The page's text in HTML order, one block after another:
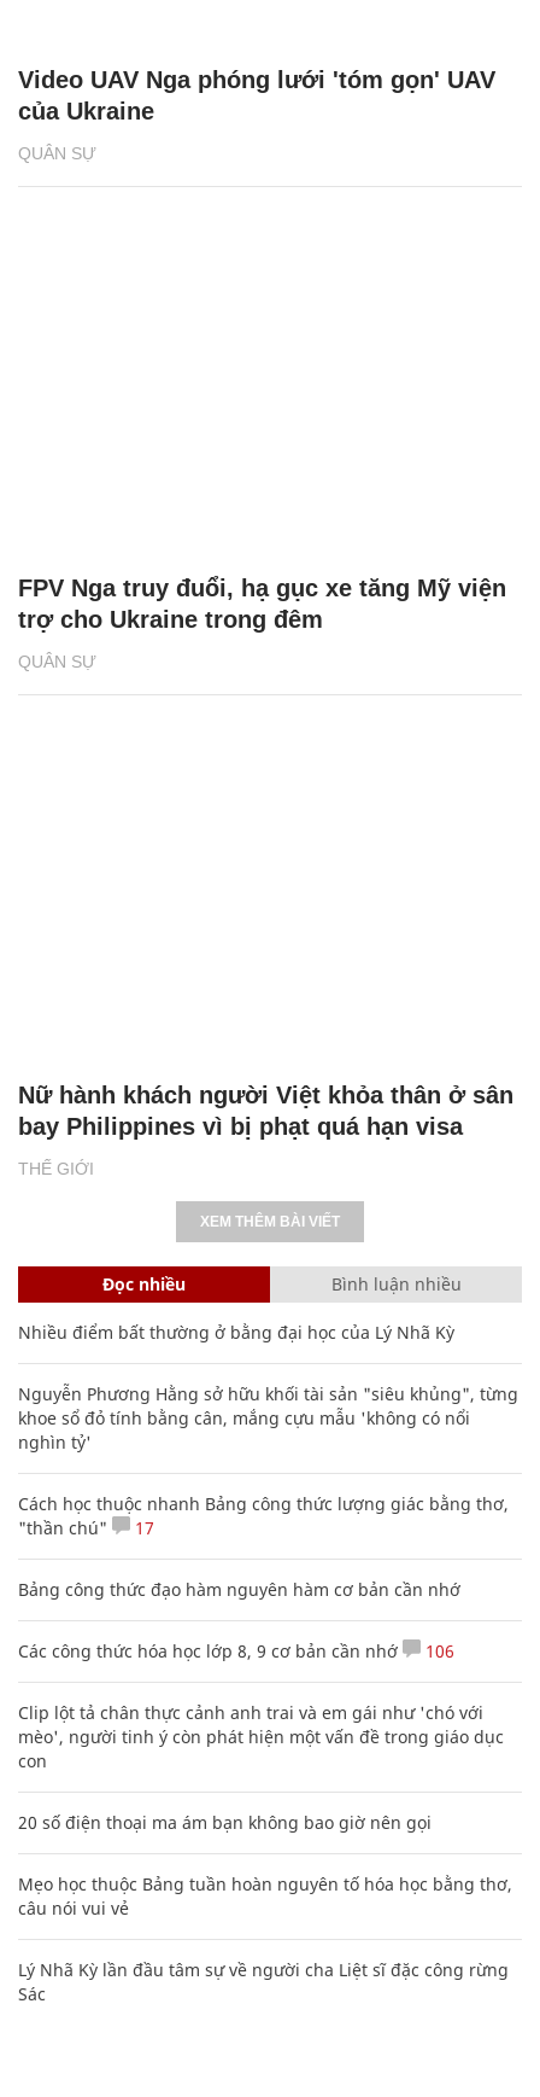
QUÂN SỰ
Video UAV Nga phóng lưới 'tóm gọn' UAV
của Ukraine
QUÂN SỰ
FPV Nga truy đuổi, hạ gục xe tăng Mỹ viện
trợ cho Ukraine trong đêm
THẾ GIỚI
Nữ hành khách người Việt khỏa thân ở sân
bay Philippines vì bị phạt quá hạn visa
XEM THÊM BÀI VIẾT
Đọc nhiều Bình luận nhiều
Nhiều điểm bất thường ở bằng đại học của Lý Nhã Kỳ
Nguyễn Phương Hằng sở hữu khối tài sản "siêu khủng", từng
khoe sổ đỏ tính bằng cân, mắng cựu mẫu 'không có nổi
nghìn tỷ'
Cách học thuộc nhanh Bảng công thức lượng giác bằng thơ,
"thần chú"
17
Bảng công thức đạo hàm nguyên hàm cơ bản cần nhớ
Các công thức hóa học lớp 8, 9 cơ bản cần nhớ 106
Clip lột tả chân thực cảnh anh trai và em gái như 'chó với
mèo', người tinh ý còn phát hiện một vấn đề trong giáo dục
con
20 số điện thoại ma ám bạn không bao giờ nên gọi
Mẹo học thuộc Bảng tuần hoàn nguyên tố hóa học bằng thơ,
câu nói vui vẻ
Lý Nhã Kỳ lần đầu tâm sự về người cha Liệt sĩ đặc công rừng
Sác